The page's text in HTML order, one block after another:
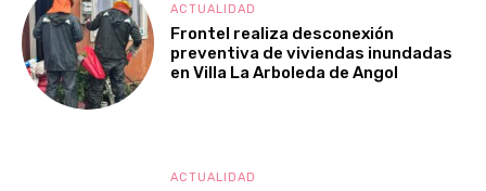
ACTUALIDAD
Frontel realiza desconexión
preventiva de viviendas inundadas
en Villa La Arboleda de Angol
ACTUALIDAD